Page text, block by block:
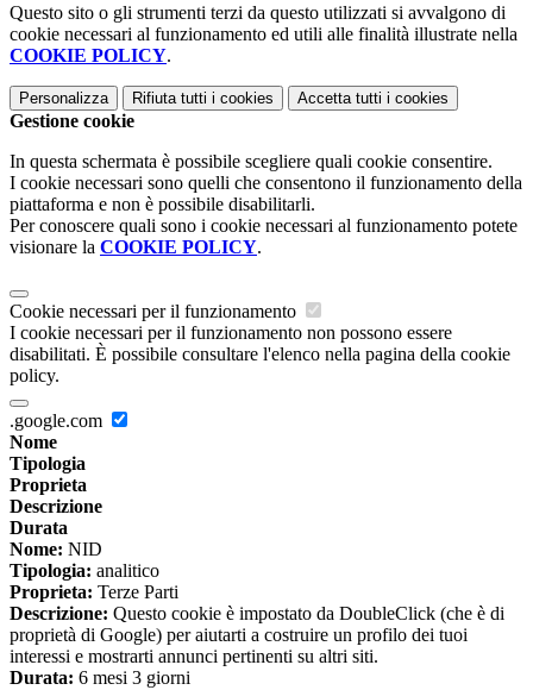
Questo sito o gli strumenti terzi da questo utilizzati si avvalgono di
cookie necessari al funzionamento ed utili alle finalità illustrate nella
COOKIE POLICY.
Personalizza Rifiuta tutti i cookies Accetta tutti i cookies
Gestione cookie
In questa schermata è possibile scegliere quali cookie consentire.
I cookie necessari sono quelli che consentono il funzionamento della
piattaforma e non è possibile disabilitarli.
Per conoscere quali sono i cookie necessari al funzionamento potete
visionare la COOKIE POLICY.
Cookie necessari per il funzionamento
I cookie necessari per il funzionamento non possono essere
disabilitati. È possibile consultare l'elenco nella pagina della cookie
policy.
.google.com
Nome
Tipologia
Proprieta
Descrizione
Durata
Nome: NID
Tipologia: analitico
Proprieta: Terze Parti
Descrizione: Questo cookie è impostato da DoubleClick (che è di
proprietà di Google) per aiutarti a costruire un profilo dei tuoi
interessi e mostrarti annunci pertinenti su altri siti.
Durata: 6 mesi 3 giorni